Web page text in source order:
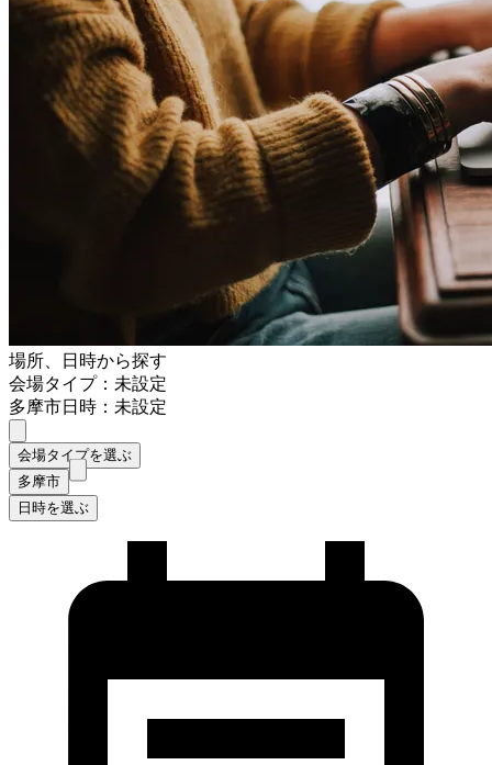
場所、日時から探す
会場タイプ：未設定
多摩市日時：未設定
会場タイプを選ぶ
多摩市
日時を選ぶ